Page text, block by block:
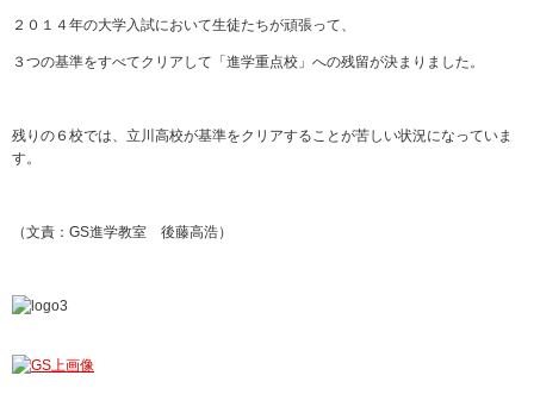
２０１４年の大学入試において生徒たちが頑張って、
３つの基準をすべてクリアして「進学重点校」への残留が決まりました。
残りの６校では、立川高校が基準をクリアすることが苦しい状況になっていま
す。
（文責：GS進学教室 後藤高浩）